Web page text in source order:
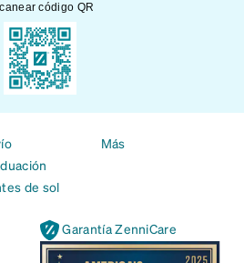
código QR
de sol
Más
Garantía ZenniCare